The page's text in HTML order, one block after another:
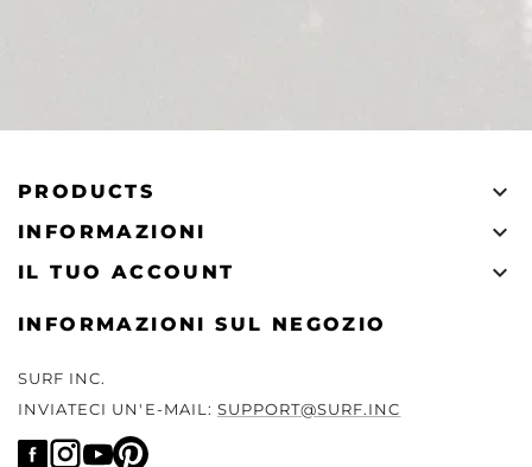
PRODUCTS 
INFORMAZIONI 
IL TUO ACCOUNT 
INFORMAZIONI SUL NEGOZIO
SURF INC.
INVIATECI UN'E-MAIL: SUPPORT@SURF.INC